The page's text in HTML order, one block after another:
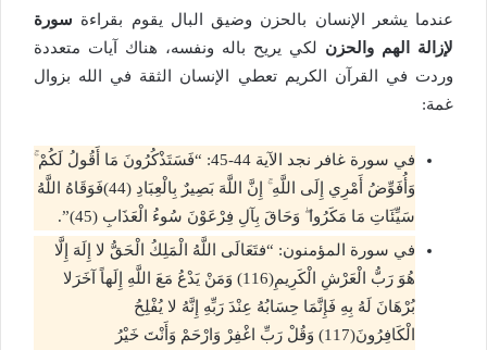
عندما يشعر الإنسان بالحزن وضيق البال يقوم بقراءة سورة
لإزالة الهم والحزن لكي يريح باله ونفسه، هناك آيات متعددة
وردت في القرآن الكريم تعطي الإنسان الثقة في الله بزوال
غمة:
في سورة غافر نجد الآية 44-45: “فَسَتَذْكُرُونَ مَا أَقُولُ لَكُمْ ۚ
وَأُفَوِّضُ أَمْرِي إِلَى اللَّهِ ۚ إِنَّ اللَّهَ بَصِيرٌ بِالْعِبَادِ (44)فَوَقَاهُ اللَّهُ
سَيِّئَاتِ مَا مَكَرُوا ۖ وَحَاقَ بِآلِ فِرْعَوْنَ سُوءُ الْعَذَابِ (45)”.
في سورة المؤمنون: “فتَعَالَى اللَّهُ الْمَلِكُ الْحَقُّ لا إِلَهَ إِلَّا
هُوَ رَبُّ الْعَرْشِ الْكَرِيمِ(116) وَمَنْ يَدْعُ مَعَ اللَّهِ إِلَهاً آخَرَلا
بُرْهَانَ لَهُ بِهِ فَإِنَّمَا حِسَابُهُ عِنْدَ رَبِّهِ إِنَّهُ لا يُفْلِحُ
الْكَافِرُونَ(117) وَقُلْ رَبِّ اغْفِرْ وَارْحَمْ وَأَنْتَ خَيْرُ